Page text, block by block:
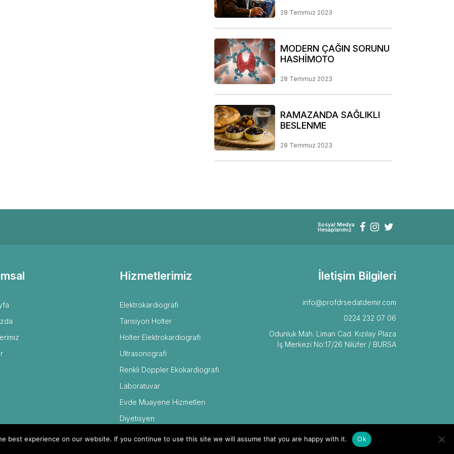
PROGRAMIMIZ
28 Temmuz 2023
MODERN ÇAĞIN SORUNU
HASHİMOTO
28 Temmuz 2023
RAMAZANDA SAĞLIKLI
BESLENME
28 Temmuz 2023
Sosyal Medya
Hesaplarımız
Hizmetlerimiz
Elektrokardiografi
Tansiyon Holter
Holter Elektrokardiografi
Ultrasonografi
Renkli Doppler Ekokardiografi
Laboratuvar
Evde Muayene Hizmetleri
Diyetisyen
İletişim Bilgileri
info@profdrsedatdemir.com
0224 232 07 06
Odunluk Mah. Liman Cad. Kızılay Plaza
İş Merkezi No:17/26 Nilüfer / BURSA
best experience on our website. If you continue to use this site we will assume that you are happy with it. Ok